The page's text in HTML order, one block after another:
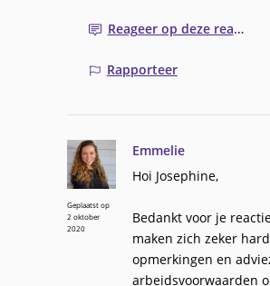
Reageer op deze reactie
Rapporteer
Emmelie
Hoi Josephine,
Bedankt voor je
maken zich zeker
opmerkingen en
arbeidsvoorwaarden
Geplaatst op
2 oktober
2020